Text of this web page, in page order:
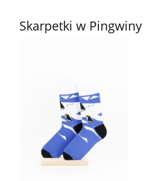
Skarpetki w Pingwiny